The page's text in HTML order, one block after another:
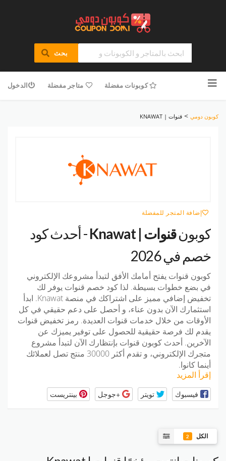
بحث
للمحتوى
كوبونات مفضلة متاجر مفضلة الدخول
كوبون دومي > قنوات | KNAWAT
إضافة المتجر للمفضلة
كوبونقنوات | Knawat
- أحدث كود
خصم في 2026
كوبون قنوات يفتح أمامك الأفق لتبدأ مشروعك الإلكتروني
في بضع خطوات بسيطة. لذا كود خصم قنوات يوفر لك
تخفيض إضافي مميز على اشتراكك في منصة Knawat. ابدأ
استثمارك الآن بدون عناء، و أحصل على دعم حقيقي في كل
الأوقات من خلال خدمات قنوات العديدة. رمز تخفيض قنوات
يقدم لك فرصة حقيقية للحصول على توفير يميزك عن
الآخرين. أحدث كوبون قنوات بإنتظارك الآن لتبدأ مشروع
متجرك الإلكتروني، و تقدم أكثر 30000 منتج تصل لعملائك
أينما كانوا.
إقرأ المزيد
فيسبوك تويتر +جوجل بينتريست
الكل 2